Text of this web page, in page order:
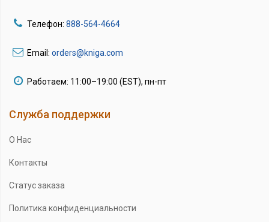
Телефон: 888-564-4664
Email: orders@kniga.com
Работаем: 11:00–19:00 (EST), пн-пт
Служба поддержки
О Нас
Контакты
Статус заказа
Политика конфиденциальности